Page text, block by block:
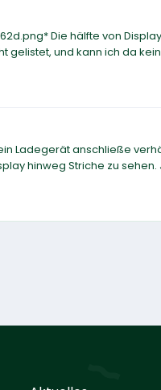
Die hälfte von
gelistet, und kann ich da
Ladegerät anschließe
hinweg Striche zu